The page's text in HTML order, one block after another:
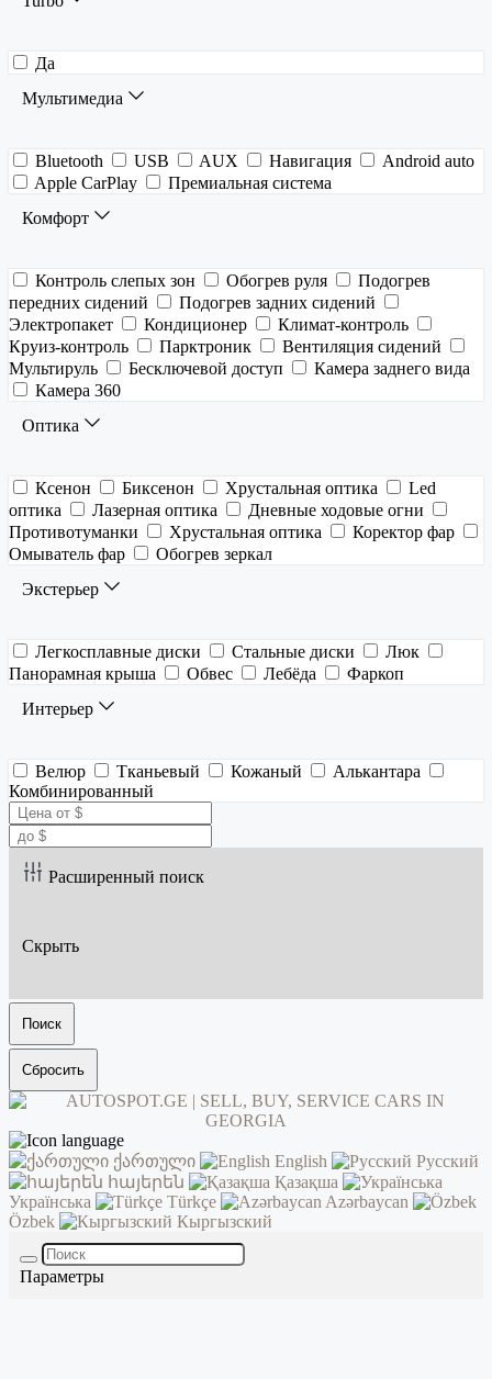
Да
Мультимедиа
Bluetooth USB AUX Навигация
Android auto
Apple CarPlay
Премиальная система
Комфорт
Контроль слепых зон Обогрев руля
Подогрев
передних сидений
Подогрев задних сидений
Электропакет
Кондиционер
Климат-контроль
Круиз-контроль
Парктроник
Вентиляция сидений
Мультируль
Бесключевой доступ
Камера заднего вида
Камера 360
Оптика
Ксенон Биксенон Хрустальная оптика
Led
оптика
Лазерная оптика
Дневные ходовые огни
Противотуманки
Хрустальная оптика
Коректор фар
Омыватель фар
Обогрев зеркал
Экстерьер
Легкосплавные диски Стальные диски
Люк
Панорамная крыша
Обвес Лебёда
Фаркоп
Интерьер
Велюр Тканьевый Кожаный
Алькантара
Комбинированный
Расширенный поиск
Скрыть
Поиск
Сбросить
ქართული English
Русский
հայերեն
Қазақша
Українська
Türkçe
Azərbaycan
Özbek
Кыргызский
Параметры